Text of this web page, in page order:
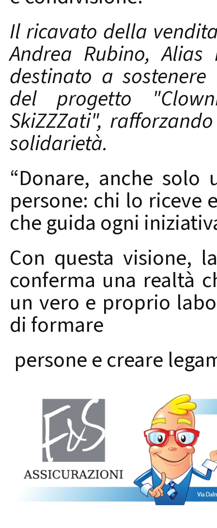
Il ricavato della
Andrea Rubino,
destinato a
del progetto
SkiZZZati",
solidarietà.
“Donare, anche
persone: chi lo riceve
che guida ogni
Con questa visione,
conferma una realtà
un vero e proprio
di formare
persone e creare